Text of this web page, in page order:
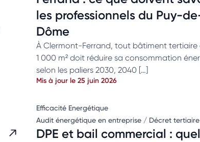
les professionnels du Puy-
Dôme
À Clermont-Ferrand, tout bâtiment tertiaire
1 000 m² doit réduire sa consommation
selon les paliers 2030, 2040 […]
Mis à jour le 25 juin 2026
Efficacité Energétique
Audit énergétique en entreprise / Décret tertiaire
DPE et bail commercial :